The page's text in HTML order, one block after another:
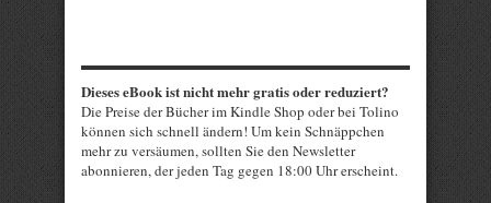
Dieses eBook ist nicht mehr gratis oder reduziert?
Die Preise der Bücher im Kindle Shop oder bei Tolino
können sich schnell ändern! Um kein Schnäppchen
mehr zu versäumen, sollten Sie den Newsletter
abonnieren, der jeden Tag gegen 18:00 Uhr erscheint.